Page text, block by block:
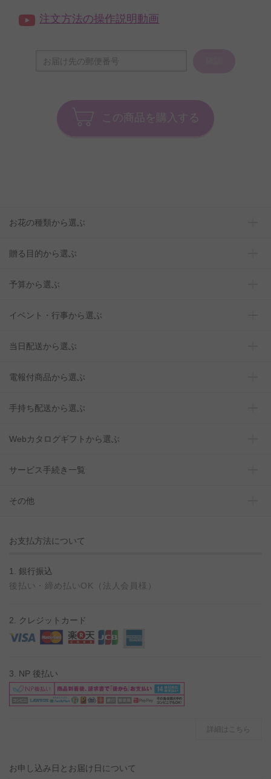
注文方法の操作説明動画
この商品を購入する
お花の種類から選ぶ
贈る目的から選ぶ
予算から選ぶ
イベント・行事から選ぶ
当日配送から選ぶ
電報付商品から選ぶ
手持ち配送から選ぶ
Webカタログギフトから選ぶ
サービス手続き一覧
その他
お支払方法について
1. 銀行振込
後払い・締め払いOK（法人会員様）
2. クレジットカード
3. NP 後払い
詳細はこちら
お申し込み日とお届け日について